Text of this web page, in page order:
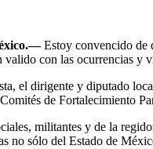
Estoy convencido de
con las ocurrencias y
el dirigente y diputado
de Fortalecimiento
militantes y de la
no sólo del Estado de